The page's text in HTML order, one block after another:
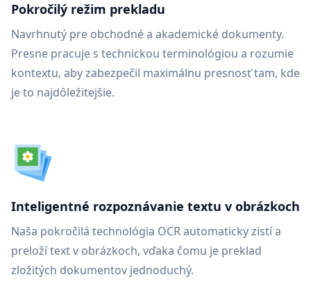
Pokročilý režim prekladu
Navrhnutý pre obchodné a akademické dokumenty.
Presne pracuje s technickou terminológiou a rozumie
kontextu, aby zabezpečil maximálnu presnosť tam, kde
je to najdôležitejšie.
Inteligentné rozpoznávanie textu v obrázkoch
Naša pokročilá technológia OCR automaticky zistí a
preloží text v obrázkoch, vďaka čomu je preklad
zložitých dokumentov jednoduchý.